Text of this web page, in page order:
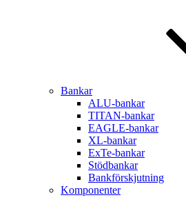
Bankar
ALU-bankar
TITAN-bankar
EAGLE-bankar
XL-bankar
ExTe-bankar
Stödbankar
Bankförskjutning
Komponenter